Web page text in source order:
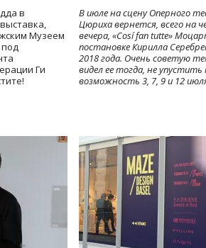
в
Музеем
Ги
В июле на сцену Оперного
Цюриха вернется, всего на
вечера, «Cosí fan tutte»
постановке Кирилла
2018 года. Очень советую
видел ее тогда, не
возможность 3, 7, 9 и 12